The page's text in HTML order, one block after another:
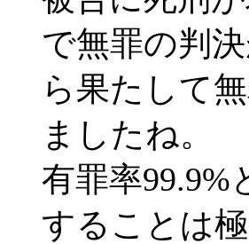
で無罪の判
ら果たして
ましたね。
有罪率
することは